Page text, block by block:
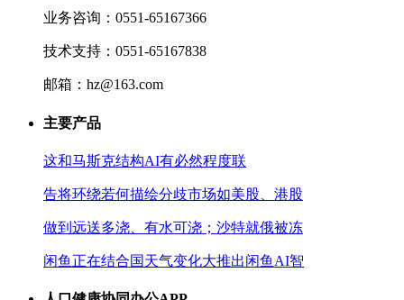
业务咨询：0551-65167366
技术支持：0551-65167838
邮箱：hz@163.com
主要产品
这和马斯克结构AI有必然程度联
告将环绕若何描绘分歧市场如美股、港股
做到远送多浇、有水可浇；沙特就俄被冻
闲鱼正在结合国天气变化大推出闲鱼AI智